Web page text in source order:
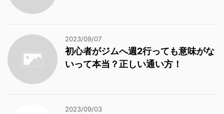
2023/09/07
初心者がジムへ週2行っても意味がな
いって本当？正しい通い方！
2023/09/03